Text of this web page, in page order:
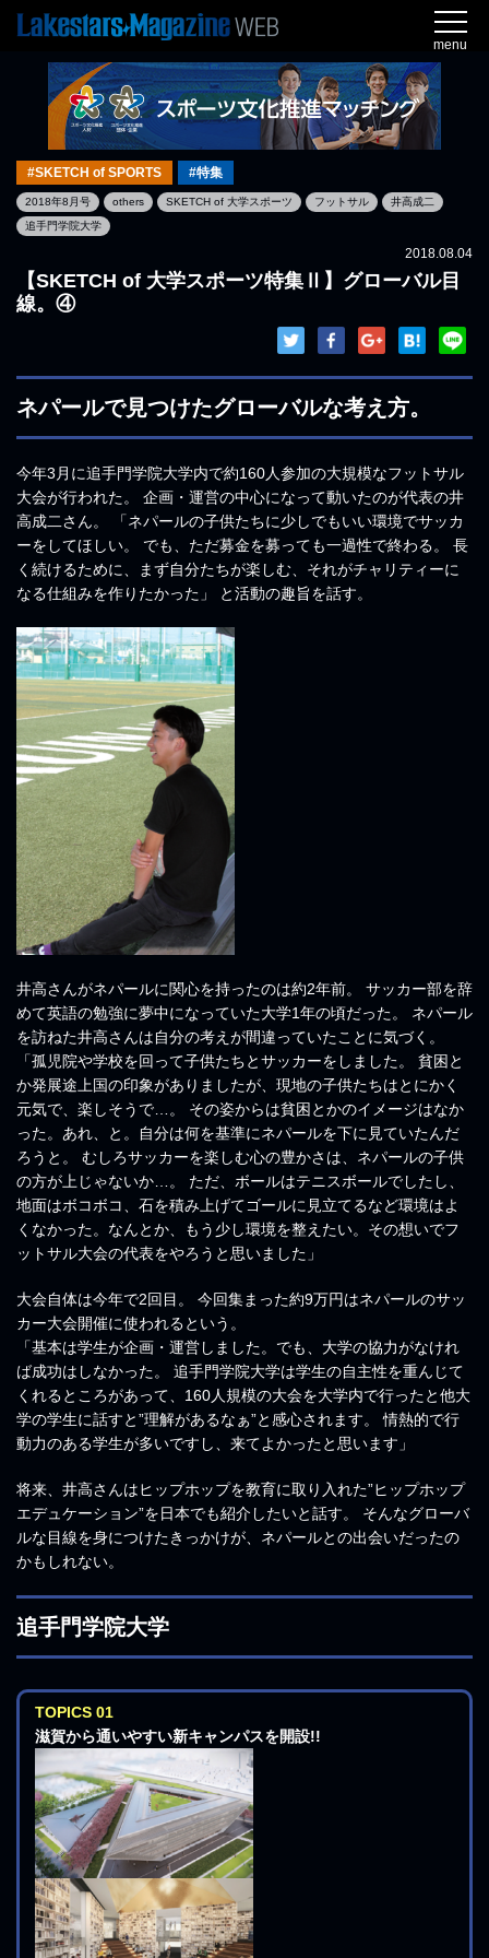
menu
#SKETCH of SPORTS #特集
2018年8月号 others SKETCH of 大学スポーツ フットサル
井高成二
追手門学院大学
2018.08.04
【SKETCH of 大学スポーツ特集Ⅱ】グローバル目
線。④
ネパールで見つけたグローバルな考え方。
今年3月に追手門学院大学内で約160人参加の大規模なフットサル
大会が行われた。 企画・運営の中心になって動いたのが代表の井
高成二さん。 「ネパールの子供たちに少しでもいい環境でサッカ
ーをしてほしい。 でも、ただ募金を募っても一過性で終わる。 長
く続けるために、まず自分たちが楽しむ、それがチャリティーに
なる仕組みを作りたかった」 と活動の趣旨を話す。
井高さんがネパールに関心を持ったのは約2年前。 サッカー部を辞
めて英語の勉強に夢中になっていた大学1年の頃だった。 ネパール
を訪ねた井高さんは自分の考えが間違っていたことに気づく。
「孤児院や学校を回って子供たちとサッカーをしました。 貧困と
か発展途上国の印象がありましたが、現地の子供たちはとにかく
元気で、楽しそうで…。 その姿からは貧困とかのイメージはなか
った。あれ、と。自分は何を基準にネパールを下に見ていたんだ
ろうと。 むしろサッカーを楽しむ心の豊かさは、ネパールの子供
の方が上じゃないか…。 ただ、ボールはテニスボールでしたし、
地面はボコボコ、石を積み上げてゴールに見立てるなど環境はよ
くなかった。なんとか、もう少し環境を整えたい。その想いでフ
ットサル大会の代表をやろうと思いました」
大会自体は今年で2回目。 今回集まった約9万円はネパールのサッ
カー大会開催に使われるという。
「基本は学生が企画・運営しました。でも、大学の協力がなけれ
ば成功はしなかった。 追手門学院大学は学生の自主性を重んじて
くれるところがあって、160人規模の大会を大学内で行ったと他大
学の学生に話すと”理解があるなぁ”と感心されます。 情熱的で行
動力のある学生が多いですし、来てよかったと思います」
将来、井高さんはヒップホップを教育に取り入れた”ヒップホップ
エデュケーション”を日本でも紹介したいと話す。 そんなグローバ
ルな目線を身につけたきっかけが、ネパールとの出会いだったの
かもしれない。
追手門学院大学
TOPICS 01
滋賀から通いやすい新キャンパスを開設!!